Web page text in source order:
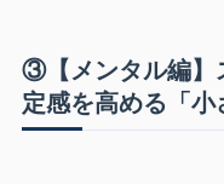
③【メンタル編】
定感を高める「